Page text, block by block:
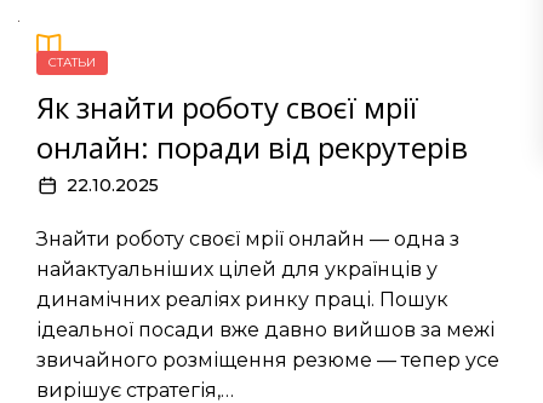
СТАТЬИ
Як знайти роботу своєї мрії
онлайн: поради від рекрутерів
22.10.2025
Знайти роботу своєї мрії онлайн — одна з
найактуальніших цілей для українців у
динамічних реаліях ринку праці. Пошук
ідеальної посади вже давно вийшов за межі
звичайного розміщення резюме — тепер усе
вирішує стратегія,…